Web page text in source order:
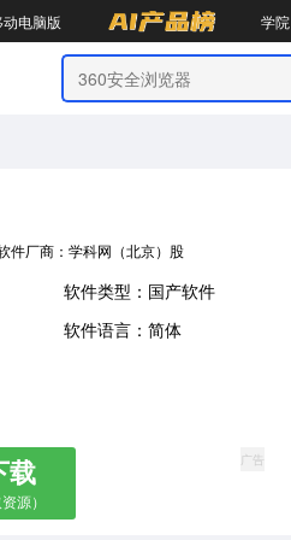
动电脑版 学院
件厂商：学科网（北京）股份有限公司
软件类型：国产软件
软件语言：简体
载
源）
广告